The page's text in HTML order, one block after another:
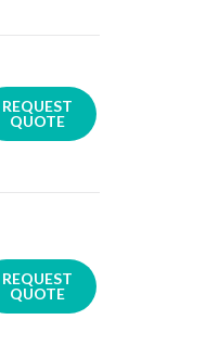
REQUEST
QUOTE
REQUEST
QUOTE